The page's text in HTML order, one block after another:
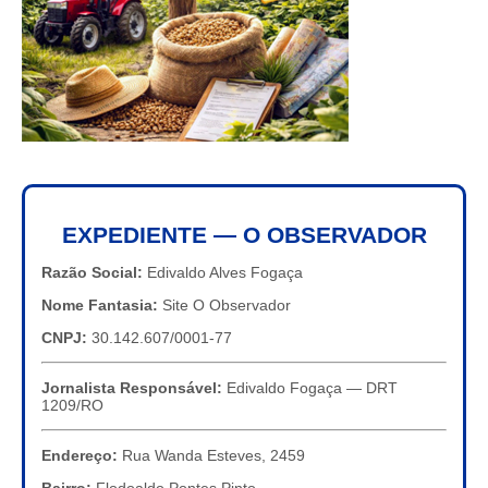
EXPEDIENTE — O OBSERVADOR
Razão Social: Edivaldo Alves Fogaça
Nome Fantasia: Site O Observador
CNPJ: 30.142.607/0001-77
Jornalista Responsável: Edivaldo Fogaça — DRT
1209/RO
Endereço: Rua Wanda Esteves, 2459